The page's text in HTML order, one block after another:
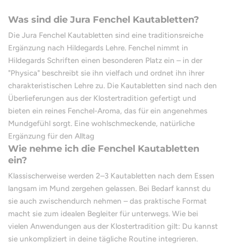
Was sind die Jura Fenchel Kautabletten?
Die Jura Fenchel Kautabletten sind eine traditionsreiche
Ergänzung nach Hildegards Lehre. Fenchel nimmt in
Hildegards Schriften einen besonderen Platz ein – in der
"Physica" beschreibt sie ihn vielfach und ordnet ihn ihrer
charakteristischen Lehre zu. Die Kautabletten sind nach den
Überlieferungen aus der Klostertradition gefertigt und
bieten ein reines Fenchel-Aroma, das für ein angenehmes
Mundgefühl sorgt. Eine wohlschmeckende, natürliche
Ergänzung für den Alltag
Wie nehme ich die Fenchel Kautabletten
ein?
Klassischerweise werden 2–3 Kautabletten nach dem Essen
langsam im Mund zergehen gelassen. Bei Bedarf kannst du
sie auch zwischendurch nehmen – das praktische Format
macht sie zum idealen Begleiter für unterwegs. Wie bei
vielen Anwendungen aus der Klostertradition gilt: Du kannst
sie unkompliziert in deine tägliche Routine integrieren.